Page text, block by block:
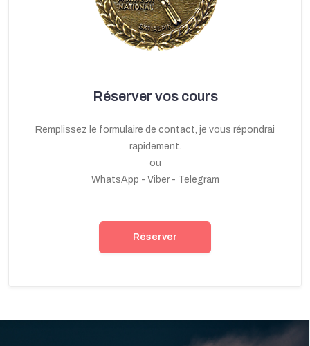
Réserver vos cours
Remplissez le formulaire de contact, je vous répondrai
rapidement.
ou
WhatsApp - Viber - Telegram
Réserver